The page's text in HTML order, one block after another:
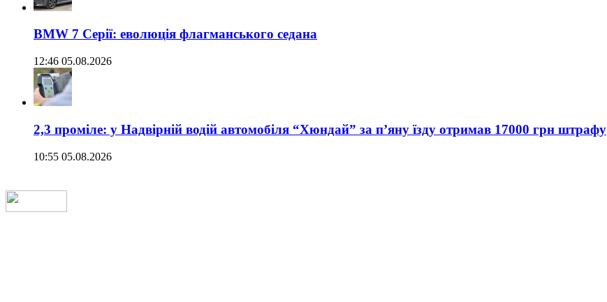
BMW 7 Серії: еволюція флагманського седана
12:46 05.08.2026
2,3 проміле: у Надвірній водій автомобіля “Хюндай” за п’яну їзду отримав 17000 грн штрафу
10:55 05.08.2026